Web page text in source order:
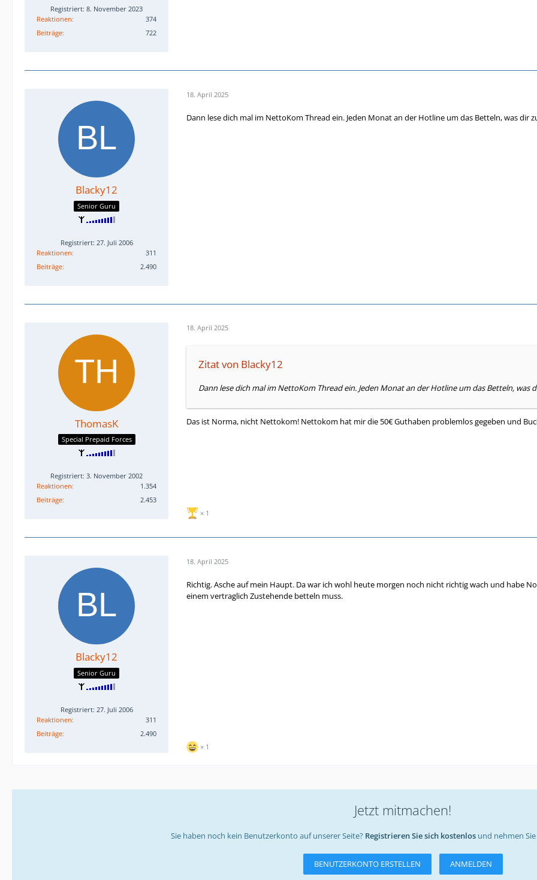
Registriert: 8. November 2023
Reaktionen
374
Beiträge
722
Blacky12
Senior Guru
Registriert: 27. Juli 2006
Reaktionen
311
Beiträge
2.490
18. April 2025
Dann lese dich mal im NettoKom Thread ein. Jeden Monat an der Hotline um das Betteln, was dir
ThomasK
Special Prepaid Forces
Registriert: 3. November 2002
Reaktionen
1.354
Beiträge
2.453
18. April 2025
Zitat von Blacky12
Dann lese dich mal im NettoKom Thread ein. Jeden Monat an der Hotline um das Betteln, was
Das ist Norma, nicht Nettokom! Nettokom hat mir die 50€ Guthaben problemlos gegeben und
1
Blacky12
Senior Guru
Registriert: 27. Juli 2006
Reaktionen
311
Beiträge
2.490
18. April 2025
Richtig. Asche auf mein Haupt. Da war ich wohl heute morgen noch nicht richtig wach und habe
einem vertraglich Zustehende betteln muss.
1
Jetzt mitmachen!
Sie haben noch kein Benutzerkonto auf unserer Seite? Registrieren Sie sich kostenlos und nehmen
BENUTZERKONTO ERSTELLEN ANMELDEN